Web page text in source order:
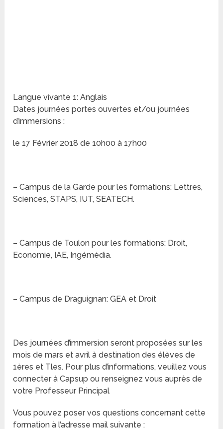
Langue vivante 1: Anglais
Dates journées portes ouvertes et/ou journées
d’immersions :
le 17 Février 2018 de 10h00 à 17h00
– Campus de la Garde pour les formations: Lettres,
Sciences, STAPS, IUT, SEATECH.
– Campus de Toulon pour les formations: Droit,
Economie, IAE, Ingémédia.
– Campus de Draguignan: GEA et Droit
Des journées d’immersion seront proposées sur les
mois de mars et avril à destination des élèves de
1ères et Tles. Pour plus d’informations, veuillez vous
connecter à Capsup ou renseignez vous auprès de
votre Professeur Principal
Vous pouvez poser vos questions concernant cette
formation à l’adresse mail suivante :